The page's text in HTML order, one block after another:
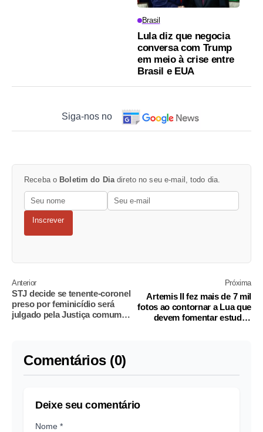
Brasil
Lula diz que negocia
conversa com Trump
em meio à crise entre
Brasil e EUA
Siga-nos no
Receba o Boletim do Dia direto no seu e-mail, todo dia.
Inscrever
Anterior
STJ decide se tenente-coronel
preso por feminicídio será
julgado pela Justiça comum
Próxima
Artemis II fez mais de 7 mil
fotos ao contornar a Lua que
devem fomentar estudos
Comentários (0)
Deixe seu comentário
Nome *